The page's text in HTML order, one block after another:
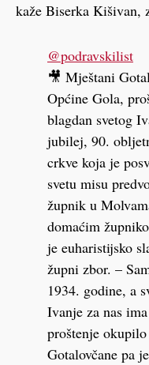
kaže Biserka Kišivan,
@podravskilist
🎥 Mještani
Općine Gola,
blagdan svetog
jubilej, 90.
crkve koja je
svetu misu
župnik u
domaćim
je euharistijsko
župni zbor. –
1934. godine, a
Ivanje za nas
proštenje
Gotalovčane pa